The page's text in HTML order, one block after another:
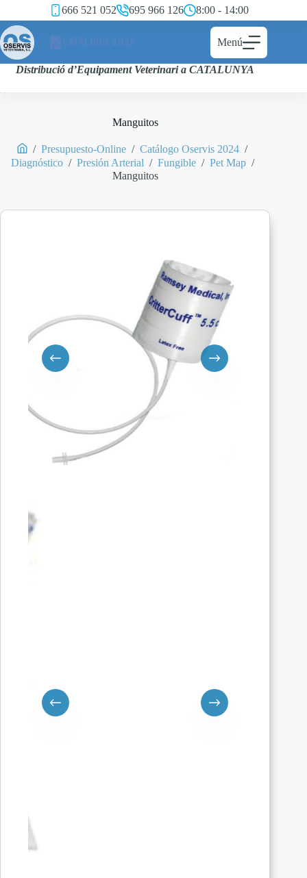
666 521 052 695 966 126 8:00 - 14:00
CATÁLOGO 2025 Menú
Distribució d’Equipament Veterinari a CATALUNYA
Manguitos
/ Presupuesto-Online / Catálogo Oservis 2024 /
Diagnóstico / Presión Arterial / Fungible / Pet Map /
Manguitos